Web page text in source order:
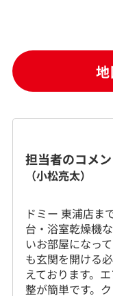
担当者のコメ
（小松亮太）
ドミー 東浦店ま
台・浴室乾燥機
いお部屋になっ
も玄関を開ける
えております。
整が簡単です。